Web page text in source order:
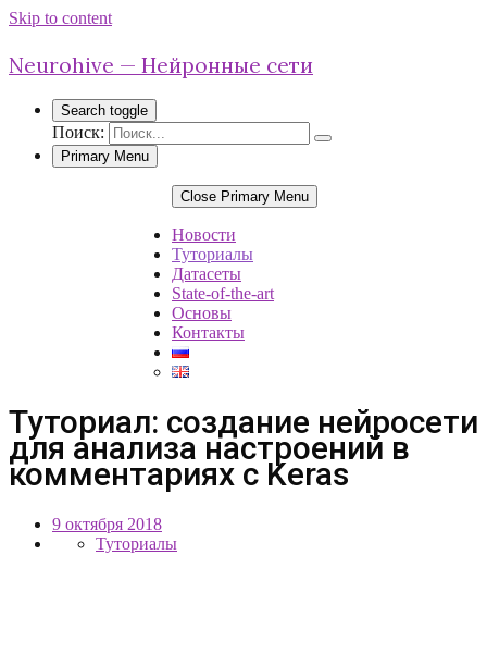
Skip to content
Neurohive — Нейронные сети
Search toggle
Поиск:
Primary Menu
Close Primary Menu
Новости
Туториалы
Датасеты
State-of-the-art
Основы
Контакты
Туториал: создание нейросети
для анализа настроений в
комментариях c Keras
9 октября 2018
Туториалы